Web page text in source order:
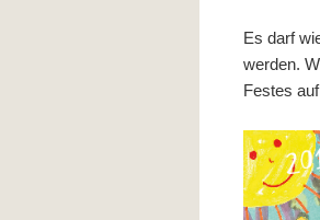
Es darf
werden.
Festes